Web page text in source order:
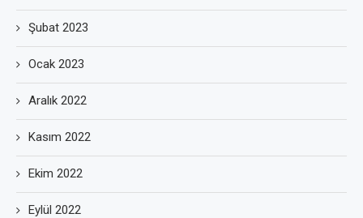
Şubat 2023
Ocak 2023
Aralık 2022
Kasım 2022
Ekim 2022
Eylül 2022